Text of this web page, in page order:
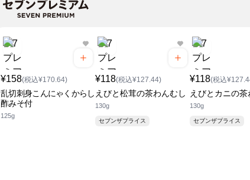
¥158(税込¥170.64)
乱切刺身こんにゃくからし
酢みそ付
125g
¥118(税込¥127.44)
えびと松茸の茶わんむし
130g
セブンザプライス
¥118(税込
えびとカニの茶
130g
セブンザプライス